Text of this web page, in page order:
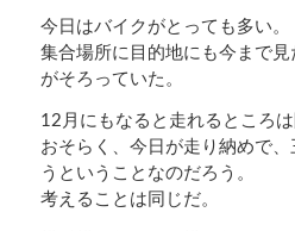
今日はバイクがとっても多い。
集合場所に目的地にも今まで
がそろっていた。
12月にもなると走れるところは
おそらく、今日が走り納めで
うということなのだろう。
考えることは同じだ。